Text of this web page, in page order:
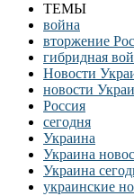
ТЕМЫ
война
вторжение
гибридная
Новости
новости
Россия
сегодня
Украина
Украина
Украина
украинские